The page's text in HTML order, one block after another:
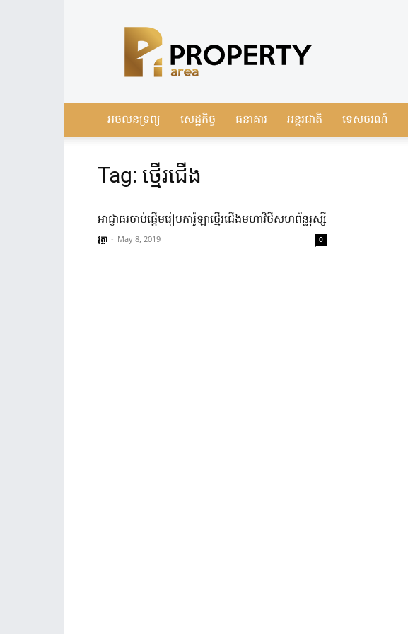
Real
Estate
Cambodia
អចលនទ្រព្យ សេដ្ឋកិច្ច ធនាគារ អន្តរជាតិ ទេសចរណ៍
Tag: ថ្មើរជើង
អាជ្ញាធរ​ចាប់ផ្តើម​រៀប​ការ៉ូឡា​ថ្មើរជើង​មហាវិថី​សហ​ព័ន្ឋរុស្សី​
វុត្ថា - May 8, 2019 0